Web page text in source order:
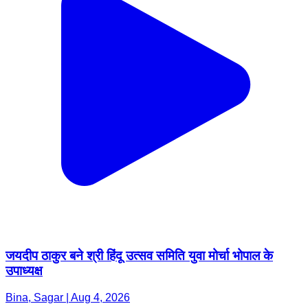
जयदीप ठाकुर बने श्री हिंदू उत्सव समिति युवा मोर्चा भोपाल के
उपाध्यक्ष
Bina, Sagar | Aug 4, 2026